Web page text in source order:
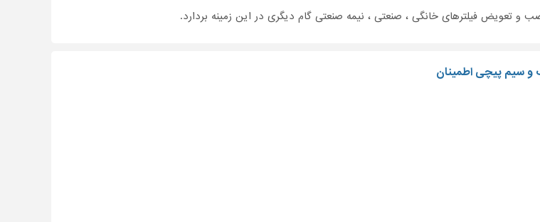
تعویض فیلترهای خانگی ، صنعتی ، نیمه صنعتی گام دیگری در این زمینه بردارد.
سیم پیچی اطمینان